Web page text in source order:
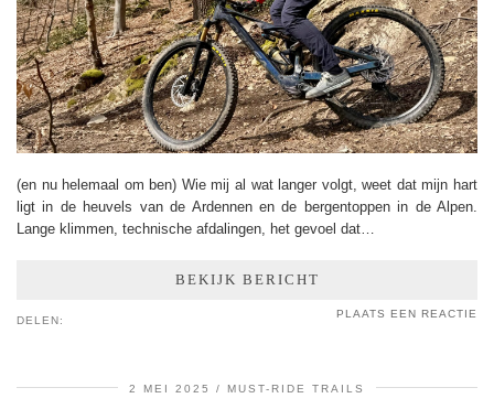
(en nu helemaal om ben) Wie mij al wat langer volgt, weet dat mijn hart
ligt in de heuvels van de Ardennen en de bergentoppen in de Alpen.
Lange klimmen, technische afdalingen, het gevoel dat…
BEKIJK BERICHT
DELEN:
PLAATS EEN REACTIE
2 MEI 2025 MUST-RIDE TRAILS